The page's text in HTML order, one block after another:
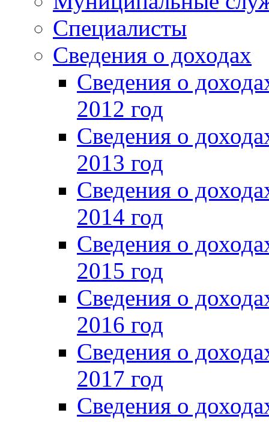
Специалисты
Сведения о доходах
Сведения о
2012 год
Сведения о
2013 год
Сведения о
2014 год
Сведения о
2015 год
Сведения о
2016 год
Сведения о
2017 год
Сведения о